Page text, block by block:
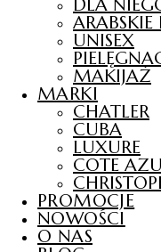
DLA
UNISEX
MAKIJAŻ
MARKI
CHATLER
CUBA
LUXURE
COTE
PROMOCJE
NOWOŚCI
O NAS